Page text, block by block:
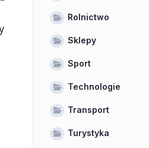
Rolnictwo
Sklepy
Sport
Technologie
Transport
Turystyka